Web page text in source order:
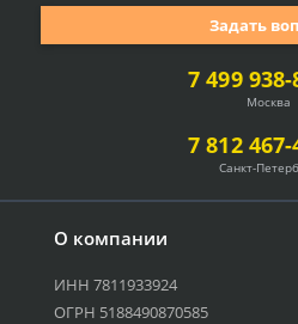
О компании
ИНН 7811933924
ОГРН 5188490870585
7 499
Москва
7 812
Санкт-
Задать